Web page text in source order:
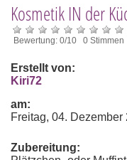
Kosmetik IN der
Bewertung: 0/10 0 Stimmen
Erstellt von:
Kiri72
am:
Freitag, 04.
Zubereitung: